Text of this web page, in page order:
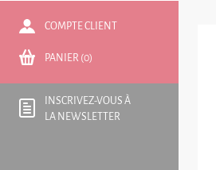
COMPTE CLIENT
PANIER (0)
INSCRIVEZ-VOUS À
LA NEWSLETTER